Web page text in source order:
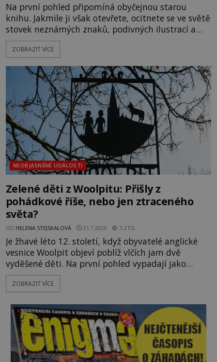
Na první pohled připomíná obyčejnou starou
knihu. Jakmile ji však otevřete, ocitnete se ve světě
stovek neznámých znaků, podivných ilustrací a
textu, který už téměř dvě století vzdoruje všem
pokusům o rozluštění. Rohoncský kodex patří mezi
jistotou neví, kdo jej napsal, kdy vznikl ani co
vlastně vypráví. Rohoncský kodex se poprvé
objevuje v roce
ZOBRAZIT VÍCE
NEOBJASNĚNÉ UDÁLOSTI
Zelené děti z Woolpitu: Přišly z
pohádkové říše, nebo jen ztraceného
světa?
OD HELENA STEJSKALOVÁ 31.7.2026 3.2TIS
Je žhavé léto 12. století, když obyvatelé anglické
vesnice Woolpit objeví poblíž vlčích jam dvě
vyděšené děti. Na první pohled vypadají jako
každé jiné, až na jednu děsivou výjimku. Jejich
kůže má nazelenalý odstín, mluví
kromě syrových bobů. Příběh se rychle stává
jednou z největších záhad středověké Anglie a ani
po téměř devíti stech letech není
ZOBRAZIT VÍCE